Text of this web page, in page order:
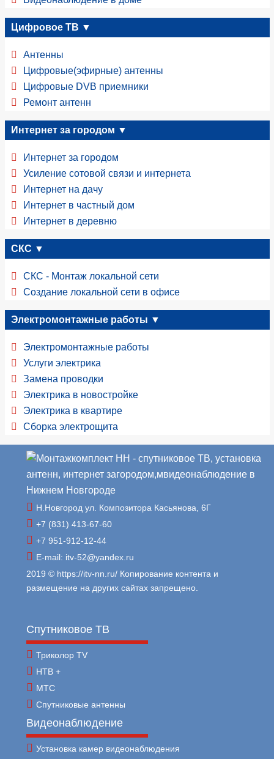
Цифровое ТВ ▼
Антенны
Цифровые(эфирные) антенны
Цифровые DVB приемники
Ремонт антенн
Интернет за городом ▼
Интернет за городом
Усиление сотовой связи и интернета
Интернет на дачу
Интернет в частный дом
Интернет в деревню
СКС ▼
СКС - Монтаж локальной сети
Создание локальной сети в офисе
Электромонтажные работы ▼
Электромонтажные работы
Услуги электрика
Замена проводки
Электрика в новостройке
Электрика в квартире
Сборка электрощита
Н.Новгород ул. Композитора Касьянова, 6Г
+7 (831) 413-67-60
+7 951-912-12-44
E-mail: itv-52@yandex.ru
2019 © https://itv-nn.ru/ Копирование контента и
размещение на других сайтах запрещено.
Спутниковое ТВ
Триколор TV
НТВ +
МТС
Спутниковые антенны
Видеонаблюдение
Установка камер видеонаблюдения